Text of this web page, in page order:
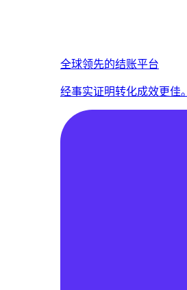
全球领先的结账平台
经事实证明转化成效更佳。